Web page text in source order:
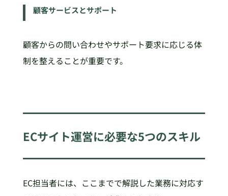
顧客サービスとサポート
顧客からの問い合わせやサポート要求に応じる体
制を整えることが重要です。
ECサイト運営に必要な5つのスキル
EC担当者には、ここまでで解説した業務に対応す